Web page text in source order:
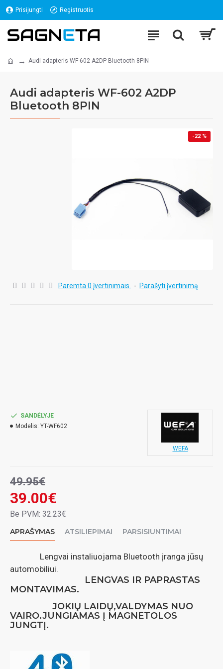
Prisijungti Registruotis
Audi adapteris WF-602 A2DP Bluetooth 8PIN
Audi adapteris WF-602 A2DP
Bluetooth 8PIN
-22 %
Paremta 0 įvertinimais. - Parašyti įvertinimą
39.00€
49.95€
Be PVM: 32.23€
SANDĖLYJE
Modelis: YT-WF602
WEFA
APRAŠYMAS ATSILIEPIMAI PARSISIUNTIMAI
Lengvai instaliuojama Bluetooth įranga jūsų
automobiliui.
LENGVAS IR PAPRASTAS
MONTAVIMAS.
JOKIŲ LAIDŲ,VALDYMAS NUO
VAIRO.JUNGIAMAS Į MAGNETOLOS
JUNGTĮ.